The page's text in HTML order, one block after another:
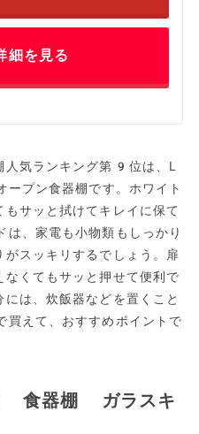
細を見る
人気ランキング第9位は、L
プン食器棚です。ホワイト
サッと拭けてキレイに保て
、家電も小物類もしっかり
スッキリするでしょう。扉
くてもサッと押せて便利で
は、炊飯器などを置くこと
えて、おすすめポイントで
食器棚 ガラスキ